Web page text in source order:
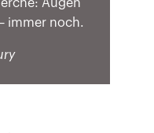
Augen
immer noch.